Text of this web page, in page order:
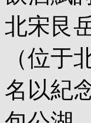
北宋艮
（位于
名以紀